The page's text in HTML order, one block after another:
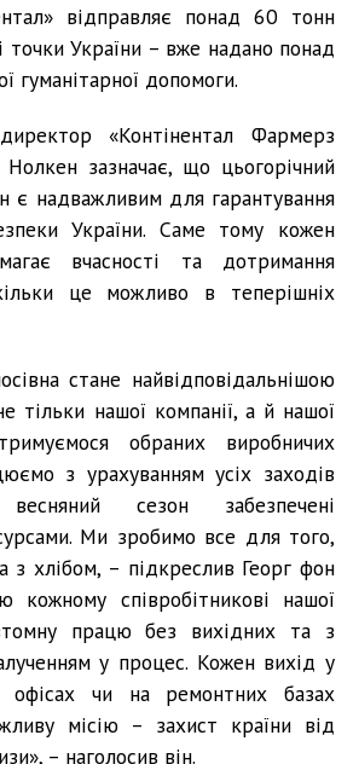
відправляє понад 60 тонн
точки України – вже надано понад
гуманітарної допомоги.
«Контінентал Фармерз
зазначає, що цьогорічний
є надважливим для гарантування
України. Саме тому кожен
вчасності та дотримання
це можливо в теперішніх
стане найвідповідальнішою
тільки нашої компанії, а й нашої
обраних виробничих
з урахуванням усіх заходів
сезон забезпечені
Ми зробимо все для того,
з хлібом, – підкреслив Георг фон
співробітникові нашої
працю без вихідних та з
у процес. Кожен вихід у
чи на ремонтних базах
місію – захист країни від
– наголосив він.